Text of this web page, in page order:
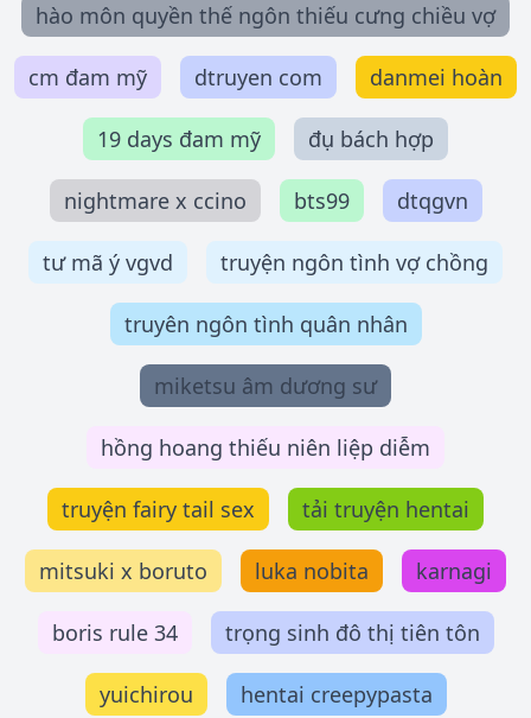
hào môn quyền thế ngôn thiếu cưng chiều vợ
cm đam mỹ dtruyen com danmei hoàn
19 days đam mỹ đụ bách hợp
nightmare x ccino bts99 dtqgvn
tư mã ý vgvd truyện ngôn tình vợ chồng
truyên ngôn tình quân nhân
miketsu âm dương sư
hồng hoang thiếu niên liệp diễm
truyện fairy tail sex tải truyện hentai
mitsuki x boruto luka nobita karnagi
boris rule 34 trọng sinh đô thị tiên tôn
yuichirou hentai creepypasta